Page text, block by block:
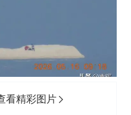
看精彩图片